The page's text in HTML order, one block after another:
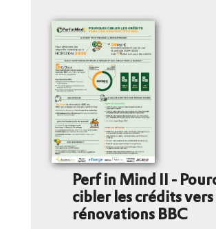
Perf in Mind II -
cibler les crédits vers
rénovations BBC